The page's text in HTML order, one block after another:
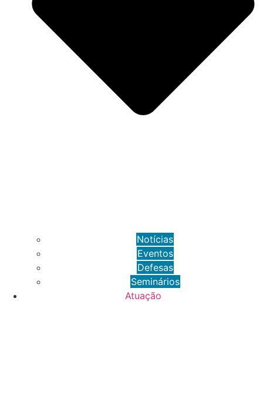
Notícias
Eventos
Defesas
Seminários
Atuação